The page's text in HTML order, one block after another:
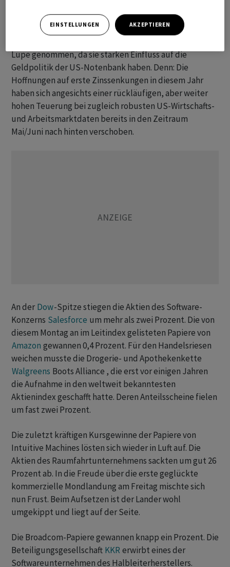
USA, aber auch aus Japan und Europa kommen. Vor
allem die Preisdaten in der weltgrössten
Lupe genommen, da sie starken Einfluss auf die
Geldpolitik der US-Notenbank haben. Denn: Die
Hoffnungen auf erste Zinssenkungen in diesem Jahr
haben sich angesichts einer rückläufigen, aber weiter
hohen Teuerung bei zugleich robusten US-Wirtschafts-
und Arbeitsmarktdaten bereits in den Zeitraum
Mai/Juni nach hinten verschoben.
An der Dow-Spitze stiegen die Aktien des Software-
Konzerns Salesforce um mehr als zwei Prozent. Die von
diesem Montag an im Leitindex gelisteten Papiere von
Amazon gewannen 0,4 Prozent. Für den Handelsriesen
weichen musste die Drogerie- und Apothekenkette
Walgreens Boots Alliance , die erst vor einigen Jahren
die Aufnahme in den weltweit bekanntesten
Aktienindex geschafft hatte. Deren Anteilsscheine fielen
um fast zwei Prozent.
Die zuletzt kräftigen Kursgewinne der Papiere von
Intuitive Machines lösten sich wieder in Luft auf. Die
Aktien des Raumfahrtunternehmens sackten um gut 26
Prozent ab. In die Freude über die erste geglückte
kommerzielle Mondlandung am Freitag mischte sich
nun Frust. Beim Aufsetzen ist der Lander wohl
umgekippt und liegt auf der Seite.
Die Broadcom-Papiere gewannen knapp ein Prozent. Die
Beteiligungsgesellschaft KKR erwirbt eines der
Softwareunternehmen des Halbleiterherstellers.
EINSTELLUNGEN AKZEPTIEREN